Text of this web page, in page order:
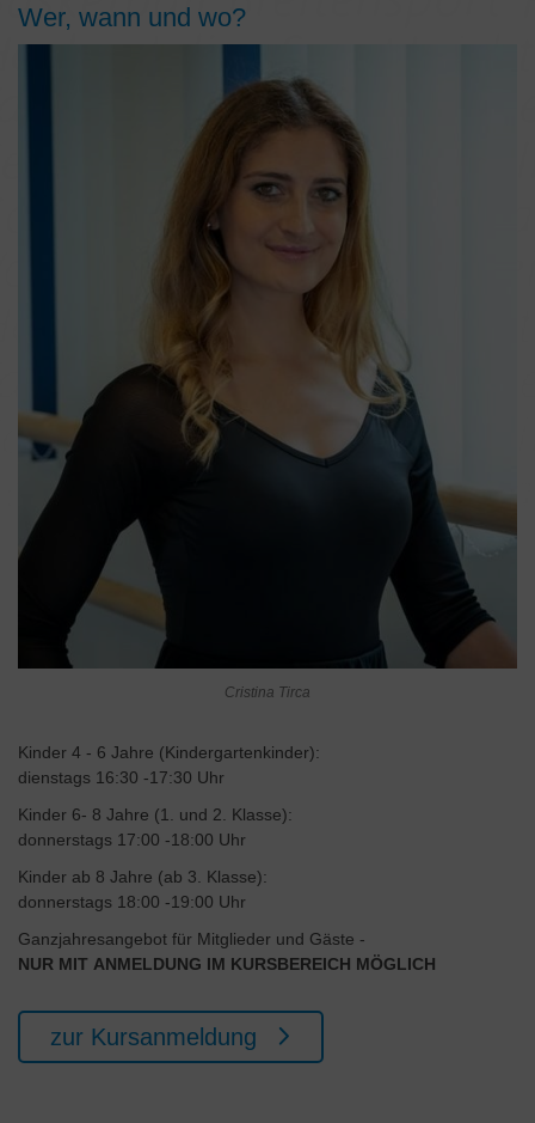
Wer, wann und wo?
Cristina Tirca
Kinder 4 - 6 Jahre (Kindergartenkinder):
dienstags 16:30 -17:30 Uhr
Kinder 6- 8 Jahre (1. und 2. Klasse):
donnerstags 17:00 -18:00 Uhr
Kinder ab 8 Jahre (ab 3. Klasse):
donnerstags 18:00 -19:00 Uhr
Ganzjahresangebot für Mitglieder und Gäste -
NUR MIT ANMELDUNG IM KURSBEREICH MÖGLICH
zur Kursanmeldung